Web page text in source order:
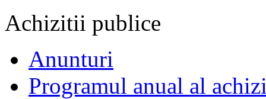
Achizitii publice
Anunturi
Programul anual al